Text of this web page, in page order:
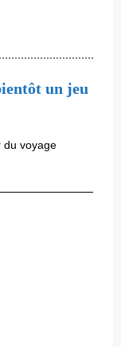
un jeu
du voyage